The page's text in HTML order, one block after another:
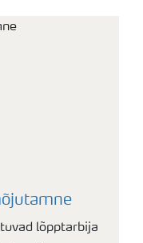
lõpptarbija